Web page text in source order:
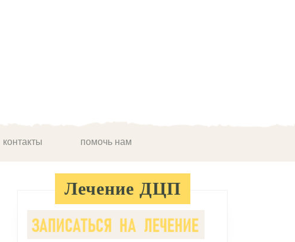
контакты помочь нам
Лечение ДЦП